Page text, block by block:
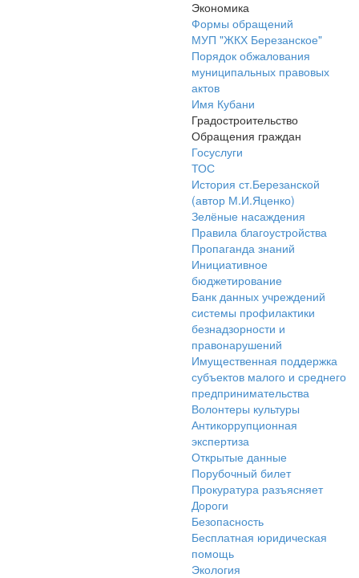
Экономика
Формы обращений
МУП "ЖКХ Березанское"
Порядок обжалования
муниципальных правовых
актов
Имя Кубани
Градостроительство
Обращения граждан
Госуслуги
ТОС
История ст.Березанской
(автор М.И.Яценко)
Зелёные насаждения
Правила благоустройства
Пропаганда знаний
Инициативное
бюджетирование
Банк данных учреждений
системы профилактики
безнадзорности и
правонарушений
Имущественная поддержка
субъектов малого и среднего
предпринимательства
Волонтеры культуры
Антикоррупционная
экспертиза
Открытые данные
Порубочный билет
Прокуратура разъясняет
Дороги
Безопасность
Бесплатная юридическая
помощь
Экология